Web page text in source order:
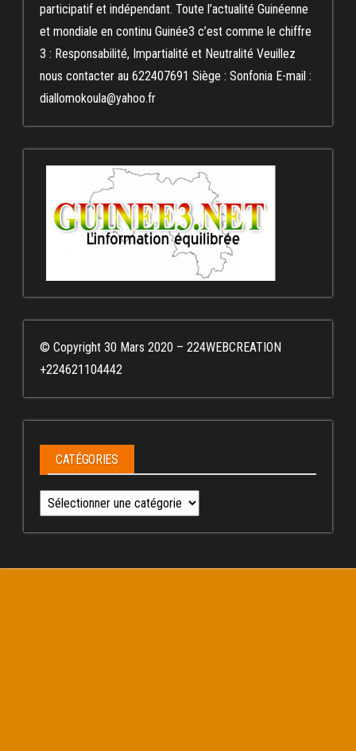
participatif et indépendant. Toute l’actualité Guinéenne
et mondiale en continu Guinée3 c’est comme le chiffre
3 : Responsabilité, Impartialité et Neutralité Veuillez
nous contacter au 622407691 Siège : Sonfonia E-mail :
diallomokoula@yahoo.fr
© Copyright 30 Mars 2020 – 224WEBCREATION
+224621104442
CATÉGORIES
Catégories